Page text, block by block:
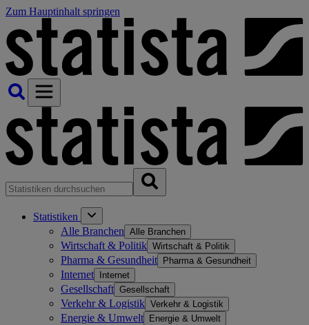
Zum Hauptinhalt springen
Statistiken
Alle Branchen Alle Branchen
Wirtschaft & Politik Wirtschaft & Politik
Pharma & Gesundheit Pharma & Gesundheit
Internet Internet
Gesellschaft Gesellschaft
Verkehr & Logistik Verkehr & Logistik
Energie & Umwelt Energie & Umwelt